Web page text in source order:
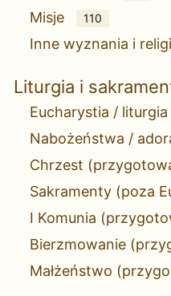
Misje 110
Inne wyznania i
Liturgia i
Eucharystia / liturgia
Nabożeństwa /
Chrzest
Sakramenty (poza
I Komunia
Bierzmowanie
Małżeństwo